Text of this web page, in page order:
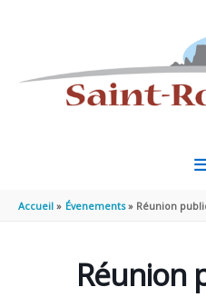
Accueil Évenements Réunion
Réunion